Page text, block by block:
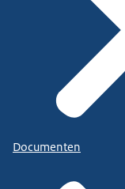
Documenten